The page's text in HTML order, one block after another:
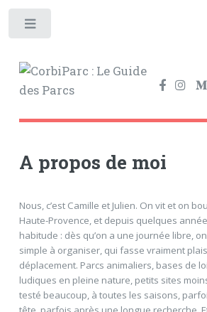
A propos de moi
Nous, c’est Camille et Julien. On vit et on
Haute-Provence, et depuis quelques
habitude : dès qu’on a une journée libre,
simple à organiser, qui fasse vraiment
déplacement. Parcs animaliers, bases de
ludiques en pleine nature, petits sites
testé beaucoup, à toutes les saisons,